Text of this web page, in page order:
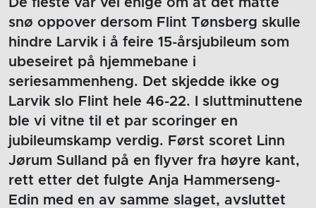
snø oppover dersom Flint Tønsberg skulle
hindre Larvik i å feire 15-årsjubileum som
ubeseiret på hjemmebane i
seriesammenheng. Det skjedde ikke og
Larvik slo Flint hele 46-22. I sluttminuttene
ble vi vitne til et par scoringer en
jubileumskamp verdig. Først scoret Linn
Jørum Sulland på en flyver fra høyre kant,
rett etter det fulgte Anja Hammerseng-
Edin med en av samme slaget, avsluttet